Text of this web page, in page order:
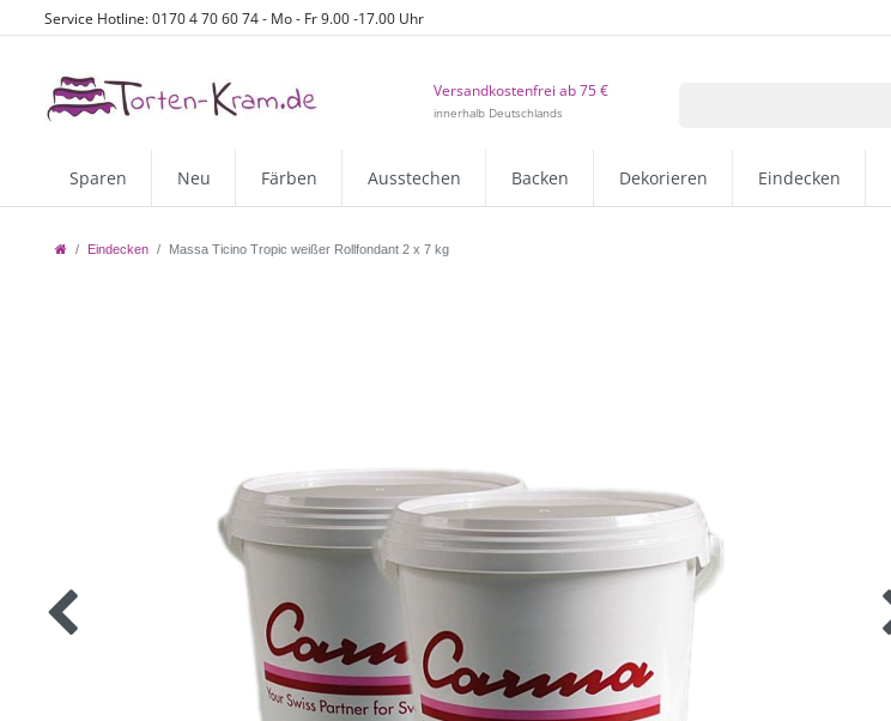
Service Hotline: 0170 4 70 60 74 - Mo - Fr 9.00 -17.00 Uhr
Versandkostenfrei ab 75 €
innerhalb Deutschlands
Sparen Neu Färben Ausstechen Backen Dekorieren Eindecken
Eindecken Massa Ticino Tropic weißer Rollfondant 2 x 7 kg